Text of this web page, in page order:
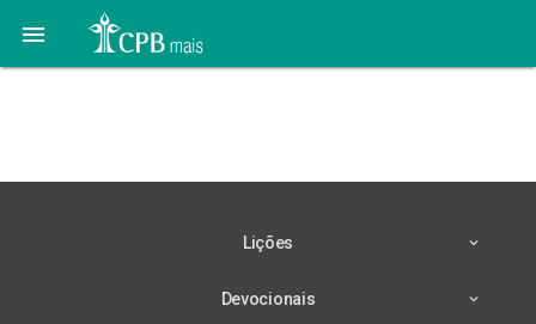

Lições
Devocionais